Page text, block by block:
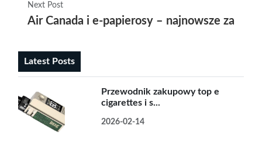
Next Post
Air Canada i e-papierosy – najnowsze
Latest Posts
Przewodnik zakupowy top e
cigarettes i s...
2026-02-14